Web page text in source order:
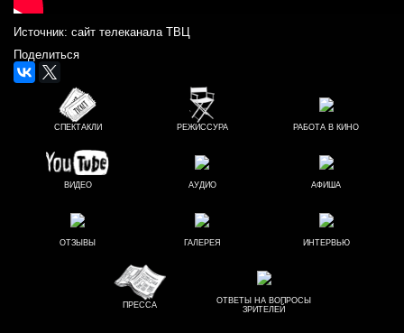
Источник: сайт телеканала ТВЦ
Поделиться
СПЕКТАКЛИ РЕЖИССУРА РАБОТА В КИНО
ВИДЕО АУДИО АФИША
ОТЗЫВЫ ГАЛЕРЕЯ ИНТЕРВЬЮ
ПРЕССА
ОТВЕТЫ НА ВОПРОСЫ
ЗРИТЕЛЕЙ